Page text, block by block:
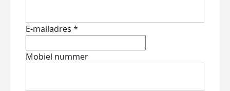
E-mailadres *
Mobiel nummer